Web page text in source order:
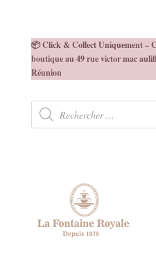
📦 Click & Collect Uniquement –
boutique au 49 rue victor mac
Réunion
Recherche
produits